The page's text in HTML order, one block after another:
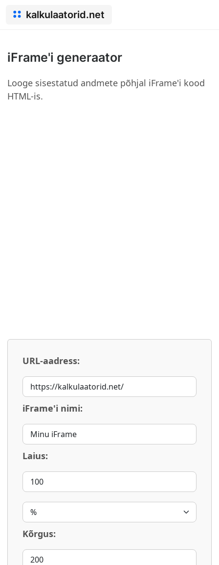
kalkulaatorid.net
iFrame'i generaator
Looge sisestatud andmete põhjal iFrame'i kood
HTML-is.
URL-aadress:
iFrame'i nimi:
Laius:
Kõrgus: